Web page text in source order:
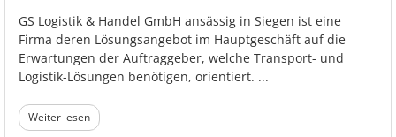
GS Logistik & Handel GmbH ansässig in Siegen ist eine
Firma deren Lösungsangebot im Hauptgeschäft auf die
Erwartungen der Auftraggeber, welche Transport- und
Logistik-Lösungen benötigen, orientiert. ...
Weiter lesen